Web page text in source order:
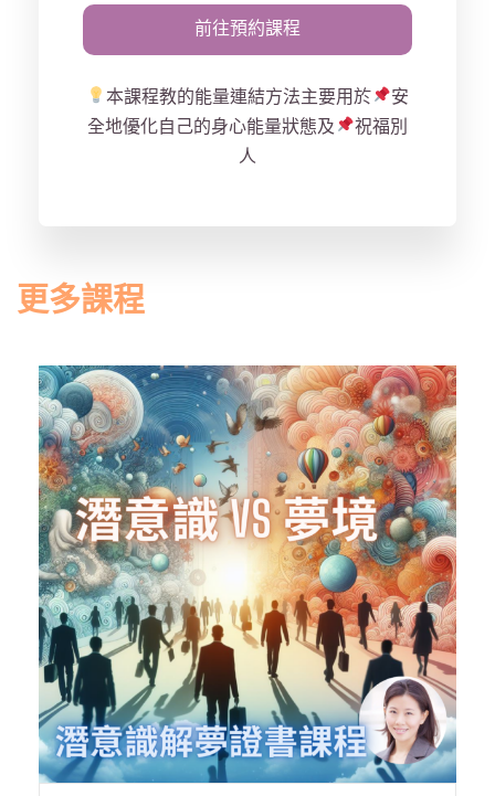
沒有結果…
本課程教的能量連結方法主要用於
安
全地優化自己的身心能量狀態及
祝福別
人
更多課程